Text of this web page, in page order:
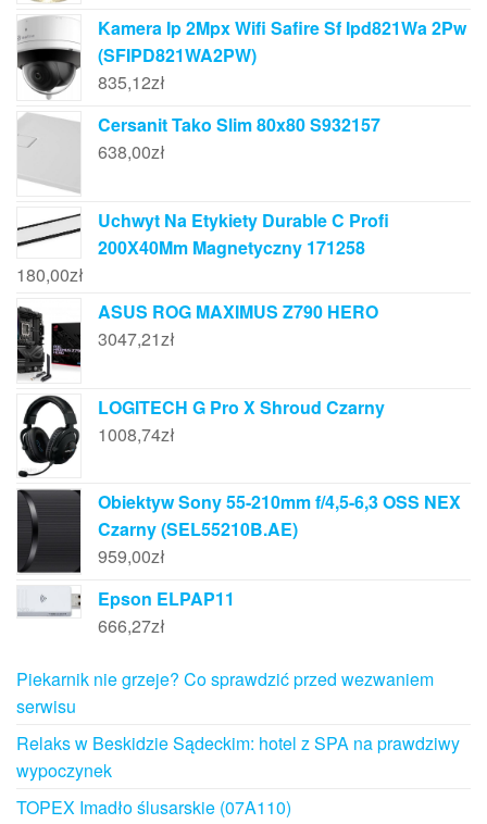
Kamera Ip 2Mpx Wifi Safire Sf Ipd821Wa 2Pw
(SFIPD821WA2PW)
835,12zł
Cersanit Tako Slim 80x80 S932157
638,00zł
Uchwyt Na Etykiety Durable C Profi
200X40Mm Magnetyczny 171258
180,00zł
ASUS ROG MAXIMUS Z790 HERO
3047,21zł
LOGITECH G Pro X Shroud Czarny
1008,74zł
Obiektyw Sony 55-210mm f/4,5-6,3 OSS NEX
Czarny (SEL55210B.AE)
959,00zł
Epson ELPAP11
666,27zł
Piekarnik nie grzeje? Co sprawdzić przed wezwaniem
serwisu
Relaks w Beskidzie Sądeckim: hotel z SPA na prawdziwy
wypoczynek
TOPEX Imadło ślusarskie (07A110)